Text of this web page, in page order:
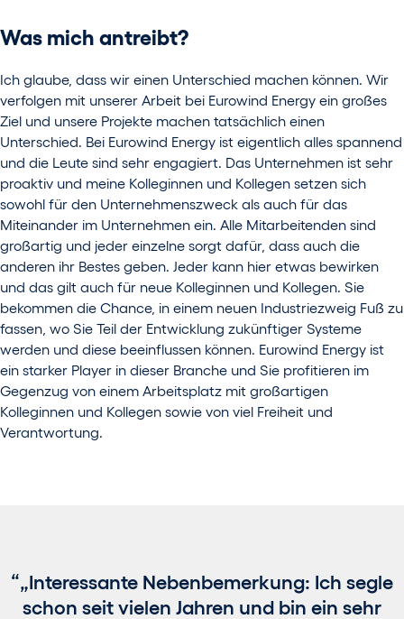
Was mich antreibt?
Ich glaube, dass wir einen Unterschied machen können. Wir
verfolgen mit unserer Arbeit bei Eurowind Energy ein großes
Ziel und unsere Projekte machen tatsächlich einen
Unterschied. Bei Eurowind Energy ist eigentlich alles spannend
und die Leute sind sehr engagiert. Das Unternehmen ist sehr
proaktiv und meine Kolleginnen und Kollegen setzen sich
sowohl für den Unternehmenszweck als auch für das
Miteinander im Unternehmen ein. Alle Mitarbeitenden sind
großartig und jeder einzelne sorgt dafür, dass auch die
anderen ihr Bestes geben. Jeder kann hier etwas bewirken
und das gilt auch für neue Kolleginnen und Kollegen. Sie
bekommen die Chance, in einem neuen Industriezweig Fuß zu
fassen, wo Sie Teil der Entwicklung zukünftiger Systeme
werden und diese beeinflussen können. Eurowind Energy ist
ein starker Player in dieser Branche und Sie profitieren im
Gegenzug von einem Arbeitsplatz mit großartigen
Kolleginnen und Kollegen sowie von viel Freiheit und
Verantwortung.
„Interessante Nebenbemerkung: Ich segle
schon seit vielen Jahren und bin ein sehr